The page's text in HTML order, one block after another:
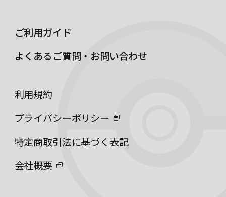
ご利用ガイド
よくあるご質問・お問い合わせ
利用規約
プライバシーポリシー
特定商取引法に基づく表記
会社概要